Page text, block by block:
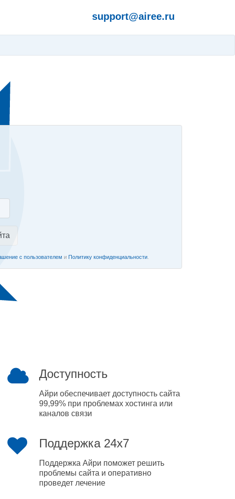
support@airee.ru
с пользователем и Политику конфиденциальности.
Доступность
Айри обеспечивает доступность сайта
99,99% при проблемах хостинга или
каналов связи
Поддержка 24x7
Поддержка Айри поможет решить
проблемы сайта и оперативно
проведет лечение